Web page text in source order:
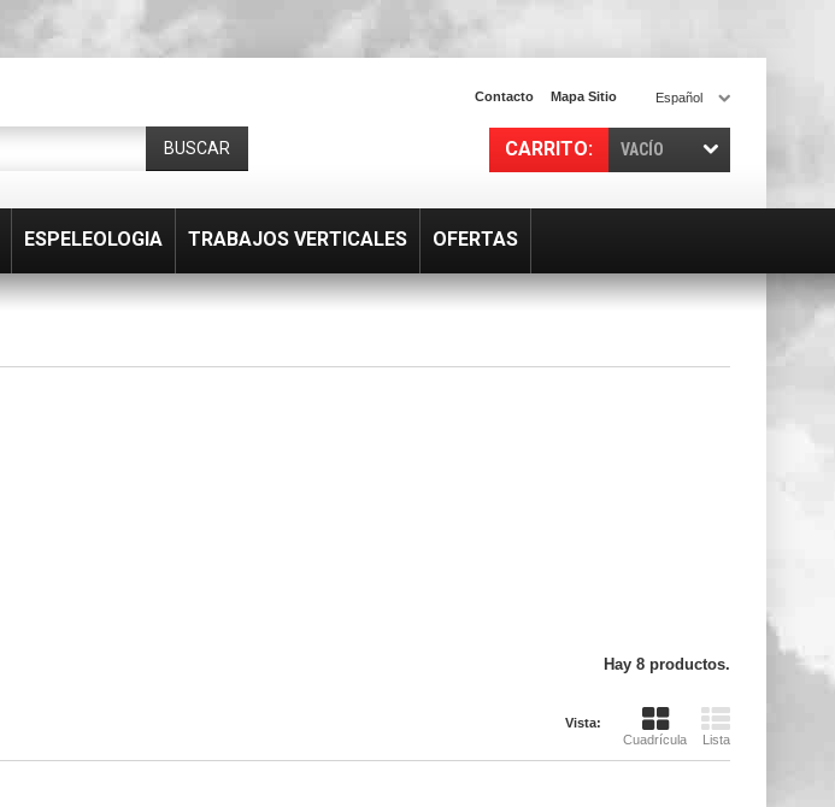
Español
Contacto Mapa Sitio
CARRITO: VACÍO
BUSCAR
ESPELEOLOGIA TRABAJOS VERTICALES OFERTAS
Hay 8 productos.
Vista:
Cuadrícula
Lista